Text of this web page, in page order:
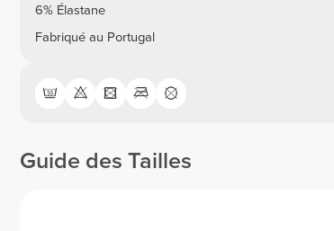
6% Élastane
Fabriqué au Portugal
Guide des Tailles